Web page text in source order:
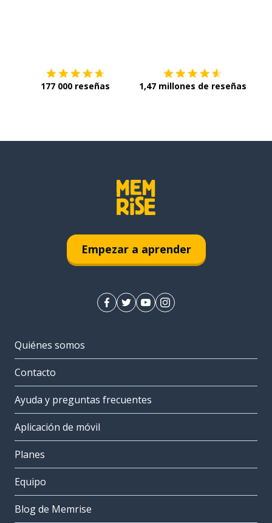
177 000 reseñas 1,47 millones de reseñas
Empezar a aprender
Quiénes somos
Contacto
Ayuda y preguntas frecuentes
Aplicación de móvil
Planes
Equipo
Blog de Memrise